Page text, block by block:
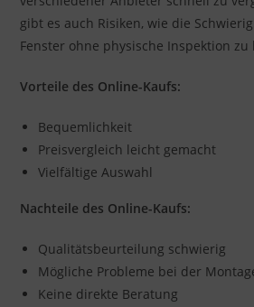
gibt es auch Risiken, wie die
Fenster ohne physische Inspektion
Vorteile des Online-Kaufs:
Bequemlichkeit
Preisvergleich leicht gemacht
Vielfältige Auswahl
Nachteile des Online-Kaufs:
Qualitätsbeurteilung schwierig
Mögliche Probleme bei der
Keine direkte Beratung